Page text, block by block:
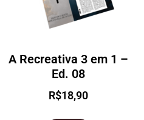
A Recreativa 3 em 1 –
Ed. 08
R$18,90